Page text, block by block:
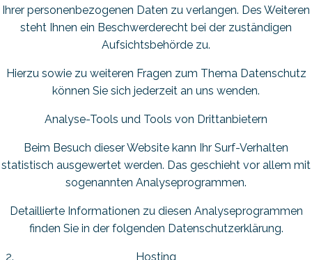
Ihrer personenbezogenen Daten zu verlangen. Des Weiteren
steht Ihnen ein Beschwerderecht bei der zuständigen
Aufsichtsbehörde zu.
Hierzu sowie zu weiteren Fragen zum Thema Datenschutz
können Sie sich jederzeit an uns wenden.
Analyse-Tools und Tools von Dritt­anbietern
Beim Besuch dieser Website kann Ihr Surf-Verhalten
statistisch ausgewertet werden. Das geschieht vor allem mit
sogenannten Analyseprogrammen.
Detaillierte Informationen zu diesen Analyseprogrammen
finden Sie in der folgenden Datenschutzerklärung.
Hosting